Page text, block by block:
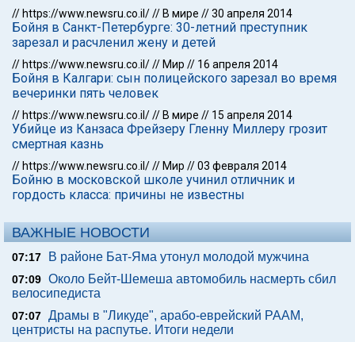
// https://www.newsru.co.il/// В мире //30 апреля 2014
Бойня в Санкт-Петербурге: 30-летний преступник
зарезал и расчленил жену и детей
// https://www.newsru.co.il/// Мир // 16 апреля 2014
Бойня в Калгари: сын полицейского зарезал во время
вечеринки пять человек
// https://www.newsru.co.il/// В мире // 15 апреля 2014
Убийце из Канзаса Фрейзеру Гленну Миллеру грозит
смертная казнь
// https://www.newsru.co.il/// Мир //03 февраля 2014
Бойню в московской школе учинил отличник и
гордость класса: причины не известны
ВАЖНЫЕ НОВОСТИ
07:17 В районе Бат-Яма утонул молодой мужчина
07:09 Около Бейт-Шемеша автомобиль насмерть сбил
велосипедиста
07:07 Драмы в "Ликуде", арабо-еврейский РААМ,
центристы на распутье. Итоги недели